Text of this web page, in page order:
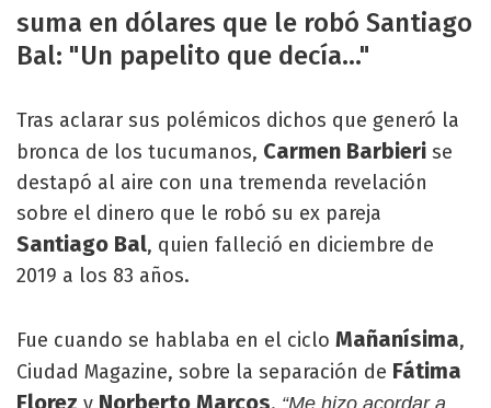
suma en dólares que le robó Santiago
Bal: "Un papelito que decía..."
Tras aclarar sus polémicos dichos que generó la
bronca de los tucumanos, Carmen Barbieri se
destapó al aire con una tremenda revelación
sobre el dinero que le robó su ex pareja
Santiago Bal, quien falleció en diciembre de
2019 a los 83 años.
Fue cuando se hablaba en el ciclo Mañanísima,
Ciudad Magazine, sobre la separación de Fátima
Florez
Norberto Marcos “Me hizo acordar a